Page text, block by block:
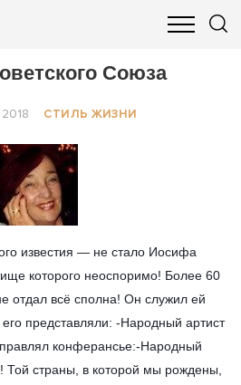
БИЗНЕС И ФИНАНСЫ
Союза
СТИЛЬ ЖИЗНИ
известия — не стало Иосифа
которого неоспоримо! Более 60
отдал всё сполна! Он служил ей
представляли: -Народный артист
конферансье:-Народный
Той страны, в которой мы рождены,